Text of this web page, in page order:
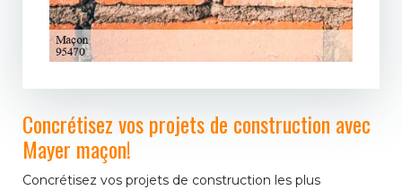
Concrétisez vos projets de construction avec
Mayer maçon!
Concrétisez vos projets de construction les plus